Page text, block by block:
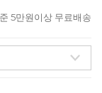
5만원이상 무료배송